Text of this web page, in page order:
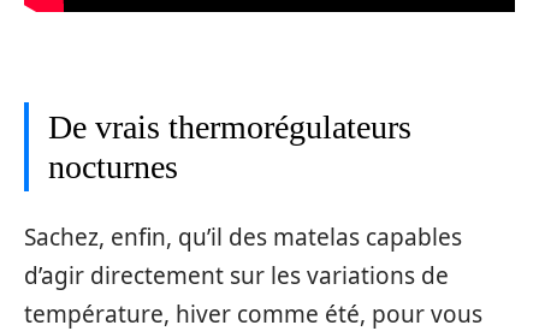
De vrais thermorégulateurs
nocturnes
Sachez, enfin, qu’il des matelas capables
d’agir directement sur les variations de
température, hiver comme été, pour vous